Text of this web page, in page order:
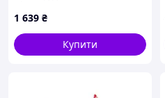
1 639 ₴
Купити